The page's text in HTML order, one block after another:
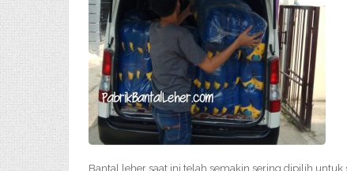
Bantal leher saat ini telah semakin sering dipilih